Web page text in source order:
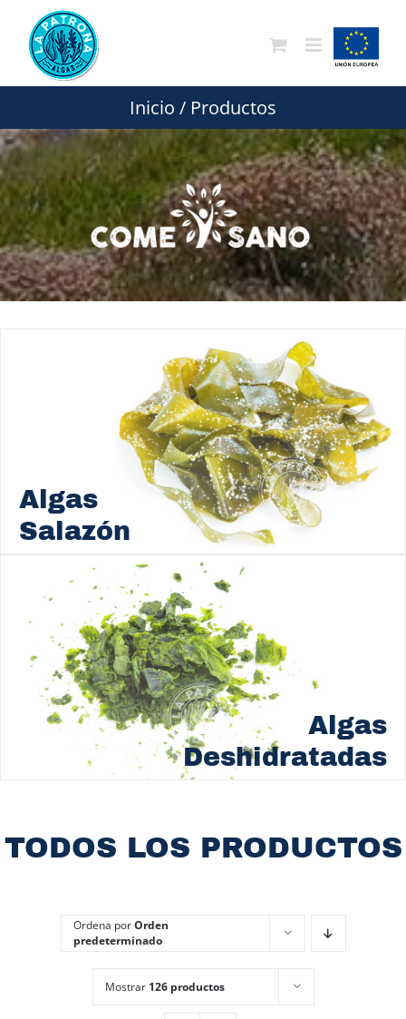
contenido
Inicio / Productos
Algas
Salazón
Algas
Deshidratadas
TODOS LOS PRODUCTOS
Ordena porOrden
predeterminado
Mostrar 126 productos